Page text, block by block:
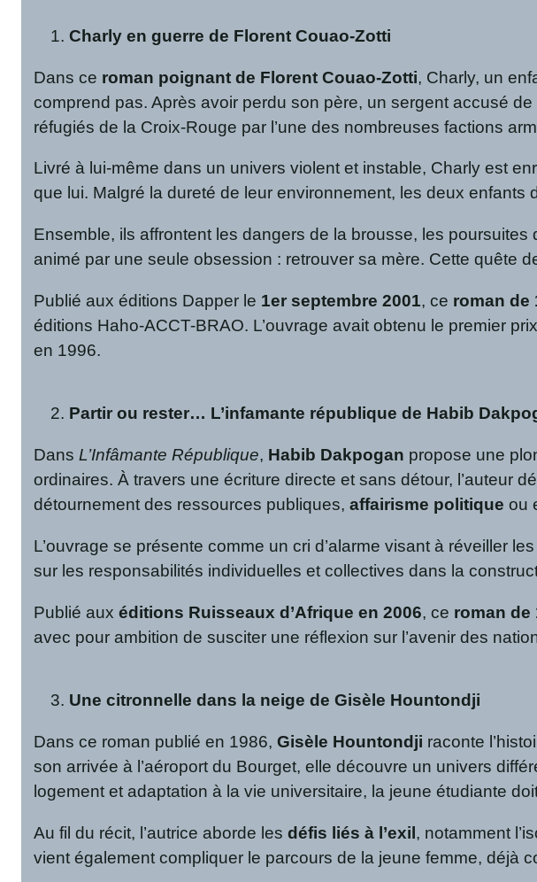
Charly en guerre de Florent Couao-Zotti
Dans ce roman poignant de Florent Couao-Zotti, Charly, un
comprend pas. Après avoir perdu son père, un sergent accusé
réfugiés de la Croix-Rouge par l’une des nombreuses factions
Livré à lui-même dans un univers violent et instable, Charly est
que lui. Malgré la dureté de leur environnement, les deux enfants
Ensemble, ils affrontent les dangers de la brousse, les
animé par une seule obsession : retrouver sa mère. Cette quête
Publié aux éditions Dapper le 1er septembre 2001, ce roman de
éditions Haho-ACCT-BRAO. L’ouvrage avait obtenu le premier
en 1996.
Partir ou rester… L’infamante république de Habib
DansL’Infâmante République, Habib Dakpogan propose une
ordinaires. À travers une écriture directe et sans détour, l’auteur
détournement des ressources publiques,affairisme politique ou
L’ouvrage se présente comme un cri d’alarme visant à réveiller
sur les responsabilités individuelles et collectives dans la
Publié auxéditions Ruisseaux d’Afrique en 2006, ce roman de
avec pour ambition de susciter une réflexion sur l’avenir des
Une citronnelle dans la neige de Gisèle Hountondji
Dans ce roman publié en 1986,Gisèle Hountondji raconte
son arrivée à l’aéroport du Bourget, elle découvre un univers
logement et adaptation à la vie universitaire, la jeune étudiante
Au fil du récit, l’autrice aborde lesdéfis liés à l’exil , notamment
vient également compliquer le parcours de la jeune femme, déjà